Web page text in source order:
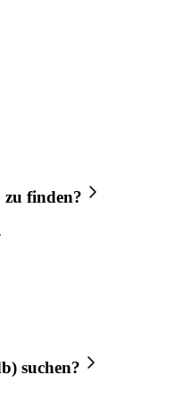
zu finden?
suchen?